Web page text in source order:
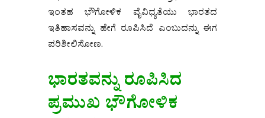
ಇಂತಹ ಭೌಗೋಳಿಕ ವೈವಿಧ್ಯತೆಯು ಭಾರತದ
ಇತಿಹಾಸವನ್ನು ಹೇಗೆ ರೂಪಿಸಿದೆ ಎಂಬುದನ್ನು ಈಗ
ಪರಿಶೀಲಿಸೋಣ.
ಭಾರತವನ್ನು ರೂಪಿಸಿದ
ಪ್ರಮುಖ ಭೌಗೋಳಿಕ